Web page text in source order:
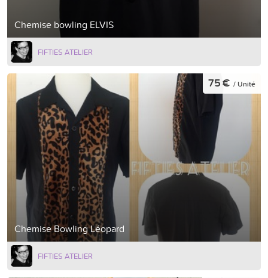
Chemise bowling ELVIS
FIFTIES ATELIER
Chemise Bowling Léopard
75 € / Unité
FIFTIES ATELIER